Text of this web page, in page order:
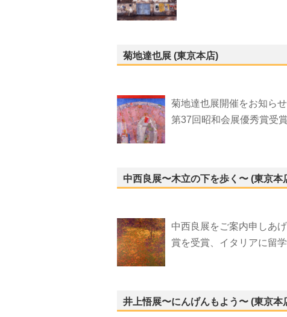
菊地達也展 (東京本店)
菊地達也展開催をお知らせ
第37回昭和会展優秀賞受
中西良展〜木立の下を歩く〜 (東京本
中西良展をご案内申しあ
賞を受賞、イタリアに留
井上悟展〜にんげんもよう〜 (東京本